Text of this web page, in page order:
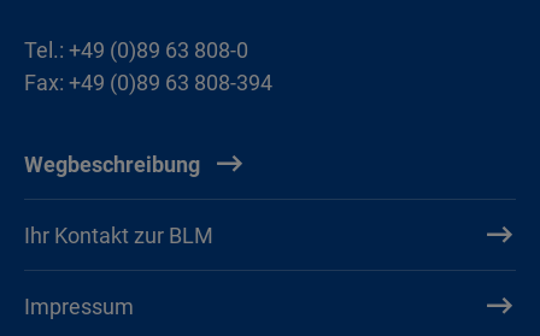
Tel.: +49 (0)89 63 808-0
Fax: +49 (0)89 63 808-394
Wegbeschreibung
Ihr Kontakt zur BLM
Impressum